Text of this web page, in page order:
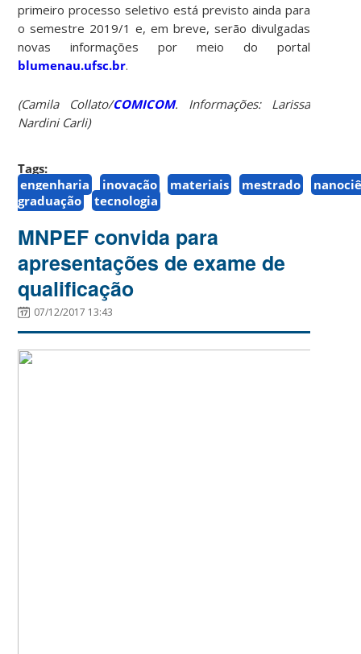
primeiro processo seletivo está previsto ainda para
o semestre 2019/1 e, em breve, serão divulgadas
novas informações por meio do portal
blumenau.ufsc.br.
(Camila Collato/COMICOM. Informações: Larissa
Nardini Carli)
Tags:
engenharia
inovação materiais mestrado
graduação
tecnologia
MNPEF convida para
apresentações de exame de
qualificação
07/12/2017 13:43